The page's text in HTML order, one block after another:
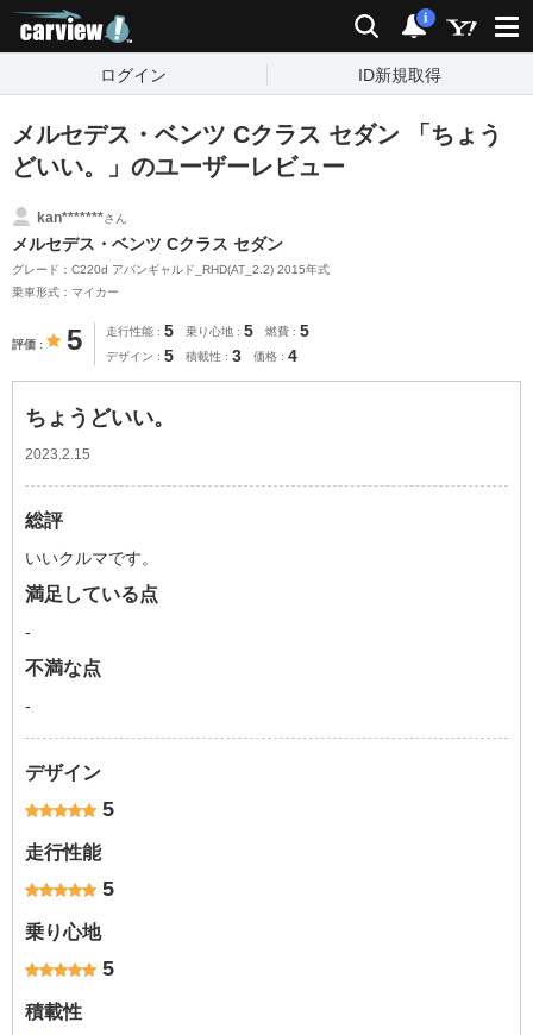
検索 通知
i
ログイン ID新規取得
メルセデス・ベンツ Cクラス セダン 「ちょう
どいい。」のユーザーレビュー
kan*******さん
メルセデス・ベンツ Cクラス セダン
グレード：C220d アバンギャルド_RHD(AT_2.2) 2015年式
乗車形式：マイカー
評価 5 走行性能 5 乗り心地 5 燃費 5
デザイン 5 積載性 3 価格 4
ちょうどいい。
2023.2.15
総評
いいクルマです。
満足している点
-
不満な点
-
デザイン
5
走行性能
5
乗り心地
5
積載性